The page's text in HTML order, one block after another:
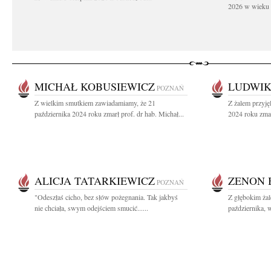
2026 w wieku
MICHAŁ KOBUSIEWICZ POZNAŃ
Z wielkim smutkiem zawiadamiamy, że 21
października 2024 roku zmarł prof. dr hab. Michał...
Z żalem
2024 roku
ALICJA TATARKIEWICZ POZNAŃ
"Odeszłaś cicho, bez słów pożegnania. Tak jakbyś
nie chciała, swym odejściem smucić......
ZENON
Z głębokim
października,